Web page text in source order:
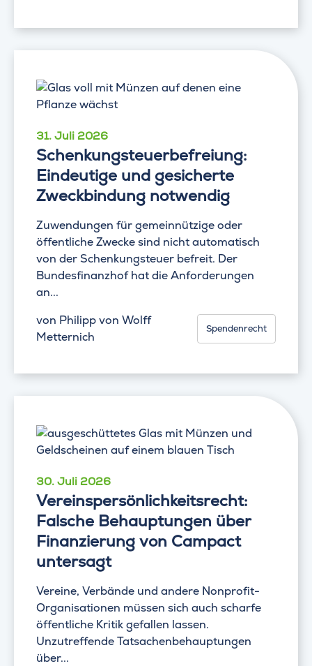
31. Juli 2026
Schenkungsteuerbefreiung:
Eindeutige und gesicherte
Zweckbindung notwendig
Zuwendungen für gemeinnützige oder
öffentliche Zwecke sind nicht automatisch
von der Schenkungsteuer befreit. Der
Bundesfinanzhof hat die Anforderungen
an...
von Philipp von Wolff
Metternich
Spendenrecht
30. Juli 2026
Vereinspersönlichkeitsrecht:
Falsche Behauptungen über
Finanzierung von Campact
untersagt
Vereine, Verbände und andere Nonprofit-
Organisationen müssen sich auch scharfe
öffentliche Kritik gefallen lassen.
Unzutreffende Tatsachenbehauptungen
über...